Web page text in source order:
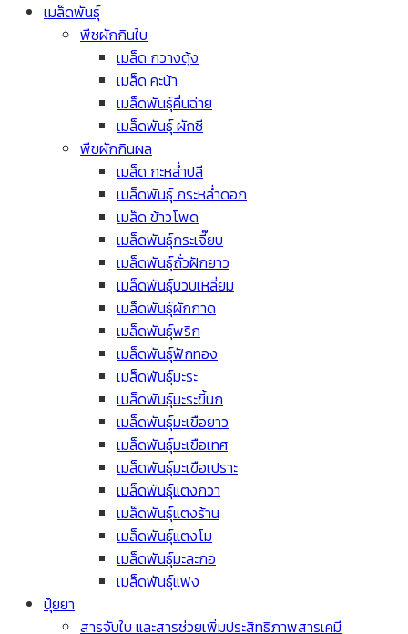
เมล็ดพันธุ์
พืชผักกินใบ
เมล็ด กวางตุ้ง
เมล็ด คะน้า
เมล็ดพันธุ์คื่นฉ่าย
เมล็ดพันธุ์ ผักชี
พืชผักกินผล
เมล็ด กะหล่ำปลี
เมล็ดพันธุ์ กระหล่ำดอก
เมล็ด ข้าวโพด
เมล็ดพันธุ์กระเจี๊ยบ
เมล็ดพันธุ์ถั่วฝักยาว
เมล็ดพันธุ์บวบเหลี่ยม
เมล็ดพันธุ์ผักกาด
เมล็ดพันธุ์พริก
เมล็ดพันธุ์ฟักทอง
เมล็ดพันธุ์มะระ
เมล็ดพันธุ์มะระขี้นก
เมล็ดพันธุ์มะเขือยาว
เมล็ดพันธุ์มะเขือเทศ
เมล็ดพันธุ์มะเขือเปราะ
เมล็ดพันธุ์แตงกวา
เมล็ดพันธุ์แตงร้าน
เมล็ดพันธุ์แตงโม
เมล็ดพันธุ์มะละกอ
เมล็ดพันธุ์แฟง
ปุ๋ยยา
สารจับใบ และสารช่วยเพิ่มประสิทธิภาพสารเคมี